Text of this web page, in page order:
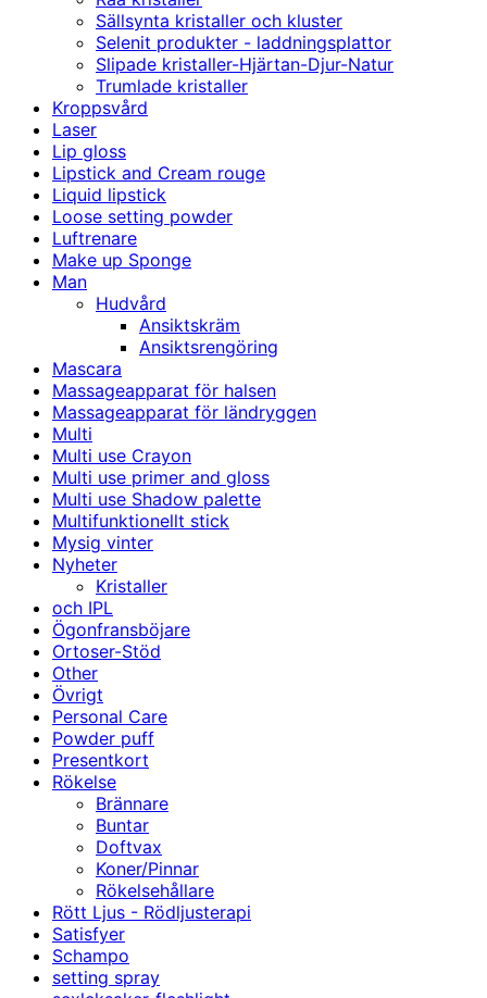
Sällsynta kristaller och kluster
Selenit produkter - laddningsplattor
Slipade kristaller-Hjärtan-Djur-Natur
Trumlade kristaller
Kroppsvård
Laser
Lip gloss
Lipstick and Cream rouge
Liquid lipstick
Loose setting powder
Luftrenare
Make up Sponge
Man
Hudvård
Ansiktskräm
Ansiktsrengöring
Mascara
Massageapparat för halsen
Massageapparat för ländryggen
Multi
Multi use Crayon
Multi use primer and gloss
Multi use Shadow palette
Multifunktionellt stick
Mysig vinter
Nyheter
Kristaller
och IPL
Ögonfransböjare
Ortoser-Stöd
Other
Övrigt
Personal Care
Powder puff
Presentkort
Rökelse
Brännare
Buntar
Doftvax
Koner/Pinnar
Rökelsehållare
Rött Ljus - Rödljusterapi
Satisfyer
Schampo
setting spray